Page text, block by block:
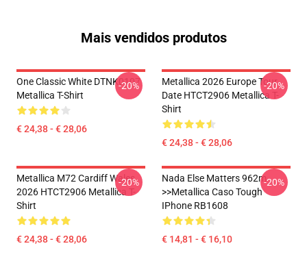
Mais vendidos produtos
One Classic White DTNK0107
Metallica T-Shirt
€ 24,38 - € 28,06
-20%
Metallica 2026 Europe Tour
Date HTCT2906 Metallica T-
Shirt
€ 24,38 - € 28,06
-20%
Metallica M72 Cardiff Wales
2026 HTCT2906 Metallica T-
Shirt
€ 24,38 - € 28,06
-20%
Nada Else Matters 962m
>>metallica Caso Tough
IPhone RB1608
€ 14,81 - € 16,10
-20%